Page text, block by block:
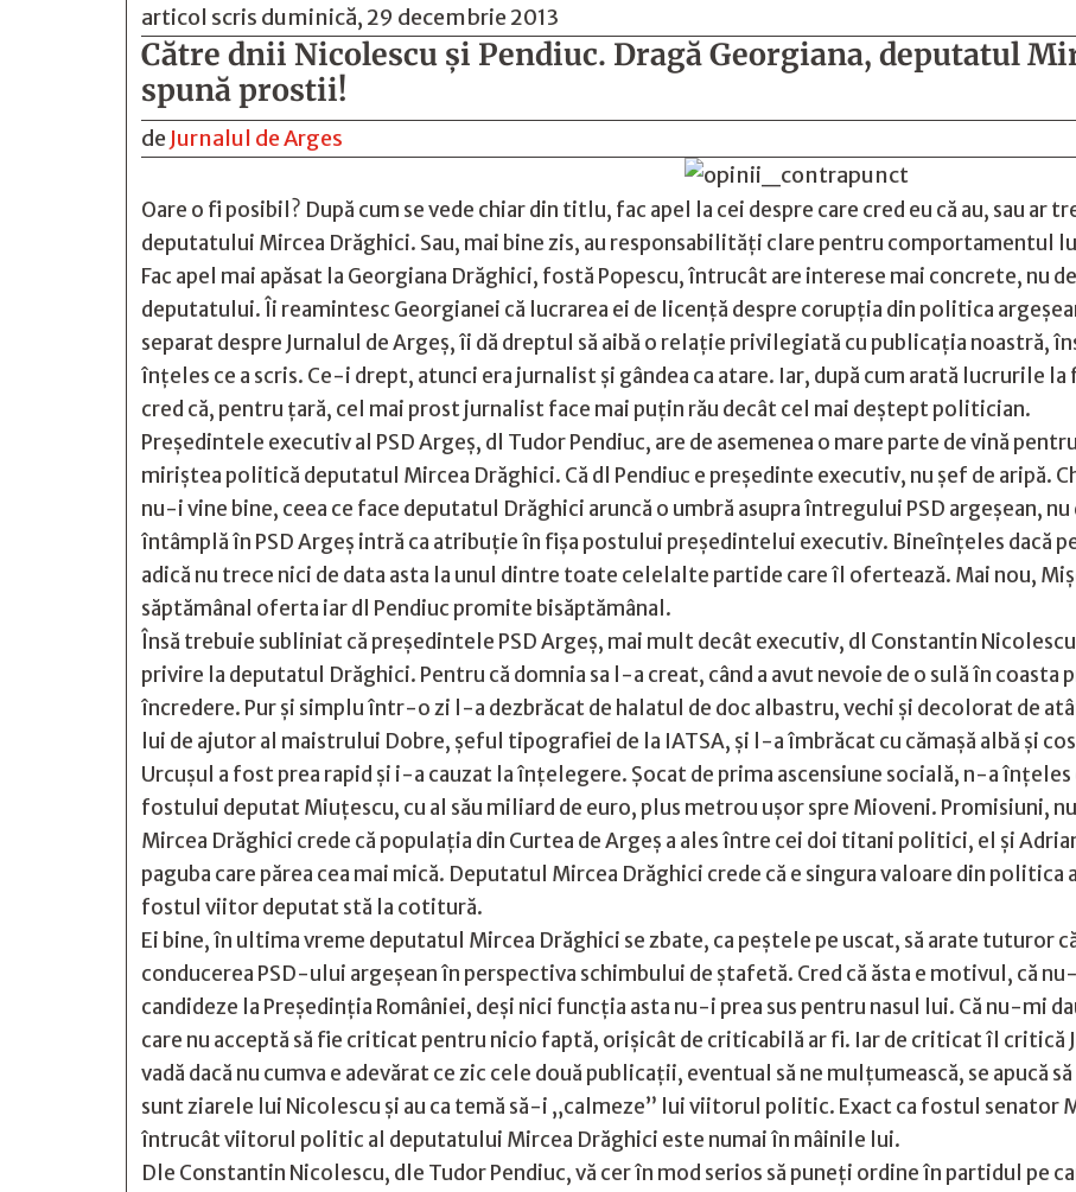
articol scris duminică, 29 decembrie 2013
Către dnii Nicolescu şi Pendiuc. Dragă Georgiana, deputatul
spună prostii!
de Jurnalul de Arges
Oare o fi posibil? După cum se vede chiar din titlu, fac apel la cei despre care cred eu că au, sau ar
deputatului Mircea Drăghici. Sau, mai bine zis, au responsabilități clare pentru comportamentul
Fac apel mai apăsat la Georgiana Drăghici, fostă Popescu, întrucât are interese mai concrete, nu
deputatului. Îi reamintesc Georgianei că lucrarea ei de licență despre corupția din politica
separat despre Jurnalul de Argeș, îi dă dreptul să aibă o relație privilegiată cu publicația noastră,
înțeles ce a scris. Ce-i drept, atunci era jurnalist și gândea ca atare. Iar, după cum arată lucrurile
cred că, pentru țară, cel mai prost jurnalist face mai puțin rău decât cel mai deștept politician.
Președintele executiv al PSD Argeș, dl Tudor Pendiuc, are de asemenea o mare parte de vină
miriștea politică deputatul Mircea Drăghici. Că dl Pendiuc e președinte executiv, nu șef de aripă.
nu-i vine bine, ceea ce face deputatul Drăghici aruncă o umbră asupra întregului PSD argeșean,
întâmplă în PSD Argeș intră ca atribuție în fișa postului președintelui executiv. Bineînțeles dacă
adică nu trece nici de data asta la unul dintre toate celelalte partide care îl ofertează. Mai nou,
săptămânal oferta iar dl Pendiuc promite bisăptămânal.
Însă trebuie subliniat că președintele PSD Argeș, mai mult decât executiv, dl Constantin
privire la deputatul Drăghici. Pentru că domnia sa l-a creat, când a avut nevoie de o sulă în coasta
încredere. Pur și simplu într-o zi l-a dezbrăcat de halatul de doc albastru, vechi și decolorat de
lui de ajutor al maistrului Dobre, șeful tipografiei de la IATSA, și l-a îmbrăcat cu cămașă albă și
Urcușul a fost prea rapid și i-a cauzat la înțelegere. Șocat de prima ascensiune socială, n-a
fostului deputat Miuțescu, cu al său miliard de euro, plus metrou ușor spre Mioveni. Promisiuni,
Mircea Drăghici crede că populația din Curtea de Argeș a ales între cei doi titani politici, el și
paguba care părea cea mai mică. Deputatul Mircea Drăghici crede că e singura valoare din politica
fostul viitor deputat stă la cotitură.
Ei bine, în ultima vreme deputatul Mircea Drăghici se zbate, ca peștele pe uscat, să arate tuturor
conducerea PSD-ului argeșean în perspectiva schimbului de ștafetă. Cred că ăsta e motivul, că
candideze la Președinția României, deși nici funcția asta nu-i prea sus pentru nasul lui. Că nu-mi
care nu acceptă să fie criticat pentru nicio faptă, orișicât de criticabilă ar fi. Iar de criticat îl critică
vadă dacă nu cumva e adevărat ce zic cele două publicații, eventual să ne mulțumească, se apucă
sunt ziarele lui Nicolescu și au ca temă să-i „calmeze” lui viitorul politic. Exact ca fostul senator
întrucât viitorul politic al deputatului Mircea Drăghici este numai în mâinile lui.
Dle Constantin Nicolescu, dle Tudor Pendiuc, vă cer în mod serios să puneți ordine în partidul pe